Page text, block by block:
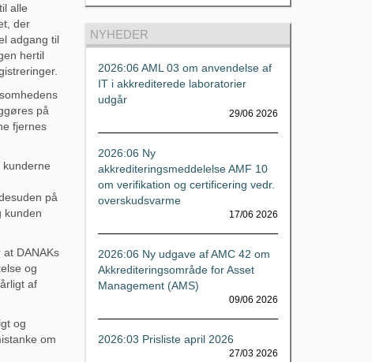
alle
der
adgang til
hertil
på
fjernes
på
kunden
DANAKs
og
af
og
om
NYHEDER
2026:06 AML 03 om anvendelse af
IT i akkrediterede laboratorier
udgår
29/06 2026
2026:06 Ny
akkrediteringsmeddelelse AMF 10
om verifikation og certificering vedr.
overskudsvarme
17/06 2026
2026:06 Ny udgave af AMC 42 om
Akkrediteringsområde for Asset
Management (AMS)
09/06 2026
2026:03 Prisliste april 2026
27/03 2026